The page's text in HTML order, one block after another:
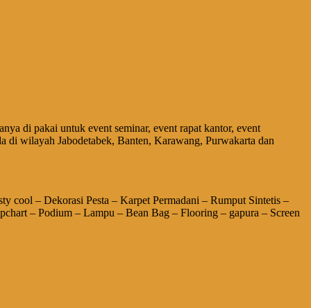
di pakai untuk event seminar, event rapat kantor, event
di wilayah Jabodetabek, Banten, Karawang, Purwakarta dan
cool – Dekorasi Pesta – Karpet Permadani – Rumput Sintetis –
– Podium – Lampu – Bean Bag – Flooring – gapura – Screen